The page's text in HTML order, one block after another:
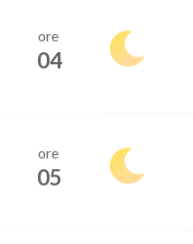
ore
04
ore
05